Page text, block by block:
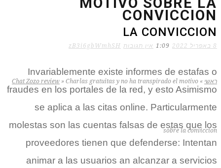
LA CONVICCION
ראשי »
Chat Zozo review » Charlas gratuitas y no ha transpirado el motivo
sobre la conviccion
CONVICCION
8 באפריל 2022 1:09 אין תגובות zB3i6gbWmhSH
Invariablemente existe informes de estafas o
fraudes en los portales de la red, y esto Asimismo
se aplica a las citas online. Particularmente
molestas son las cuentas falsas de estas que los
proveedores tienen que defenderse: Intentan
animar a las usuarios an alcanzar a servicios